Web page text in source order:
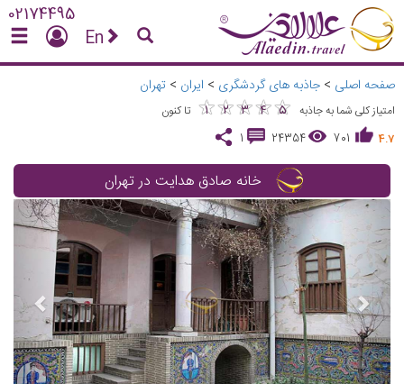
02174495
En
صفحه اصلی > جاذبه های گردشگری > ایران > تهران
امتیاز کلی شما به جاذبه ★
1 ★
2 ★
3 ★
4 ★
5
★★★★★
تا کنون
4.7
701
24354
1
خانه صادق هدایت در تهران
Next